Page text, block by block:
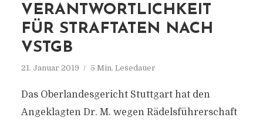
VERANTWORTLICHKEIT
FÜR STRAFTATEN NACH
VSTGB
21. Januar 2019 5 Min. Lesedauer
Das Oberlandesgericht Stuttgart hat den
Angeklagten Dr. M. wegen Rädelsführerschaft